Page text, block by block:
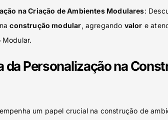
na Criação de Ambientes Modulares:
construção modular, agregando valor e
Modular.
da Personalização na
um papel crucial na construção de